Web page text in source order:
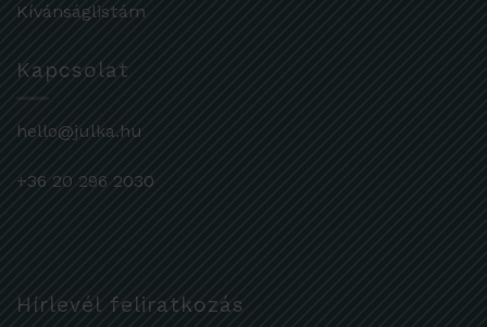
Kívánságlistám
Kapcsolat
hello@julka.hu
+36 20 296 2030
Hírlevél feliratkozás